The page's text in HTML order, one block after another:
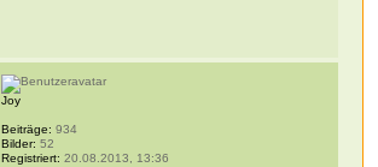
Joy
Beiträge: 934
Bilder: 52
Registriert: 20.08.2013, 13:36